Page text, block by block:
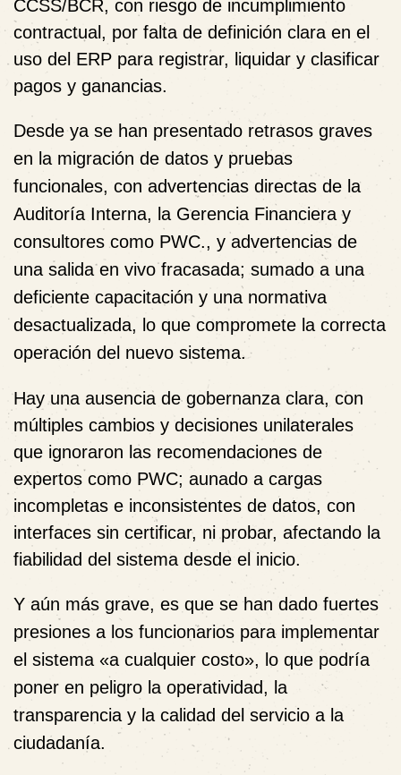
CCSS/BCR, con riesgo de incumplimiento
contractual, por falta de definición clara en el
uso del ERP para registrar, liquidar y clasificar
pagos y ganancias.
Desde ya se han presentado retrasos graves
en la migración de datos y pruebas
funcionales, con advertencias directas de la
Auditoría Interna, la Gerencia Financiera y
consultores como PWC., y advertencias de
una salida en vivo fracasada; sumado a una
deficiente capacitación y una normativa
desactualizada, lo que compromete la correcta
operación del nuevo sistema.
Hay una ausencia de gobernanza clara, con
múltiples cambios y decisiones unilaterales
que ignoraron las recomendaciones de
expertos como PWC; aunado a cargas
incompletas e inconsistentes de datos, con
interfaces sin certificar, ni probar, afectando la
fiabilidad del sistema desde el inicio.
Y aún más grave, es que se han dado fuertes
presiones a los funcionarios para implementar
el sistema «a cualquier costo», lo que podría
poner en peligro la operatividad, la
transparencia y la calidad del servicio a la
ciudadanía.